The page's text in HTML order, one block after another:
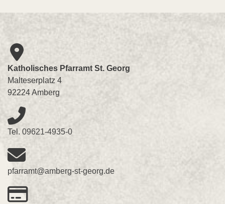
Katholisches Pfarramt St. Georg
Malteserplatz 4
92224 Amberg
Tel. 09621-4935-0
pfarramt@amberg-st-georg.de